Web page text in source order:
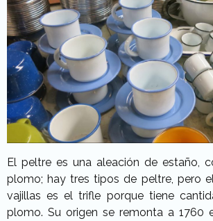
El peltre es una aleación de estaño,
plomo; hay tres tipos de peltre, pero
vajillas es el trifle porque tiene
plomo. Su origen se remonta a 1760